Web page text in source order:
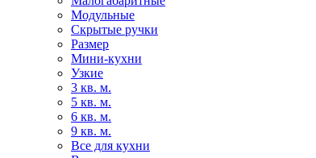
Модульные
Скрытые ручки
Размер
Мини-кухни
Узкие
3 кв. м.
5 кв. м.
6 кв. м.
9 кв. м.
Все для кухни